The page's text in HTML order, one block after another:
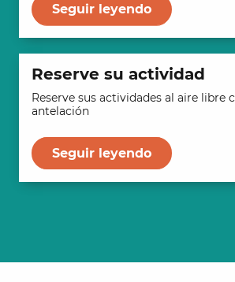
Seguir leyendo
Reserve su actividad
Reserve sus actividades al aire libre
antelación
Seguir leyendo